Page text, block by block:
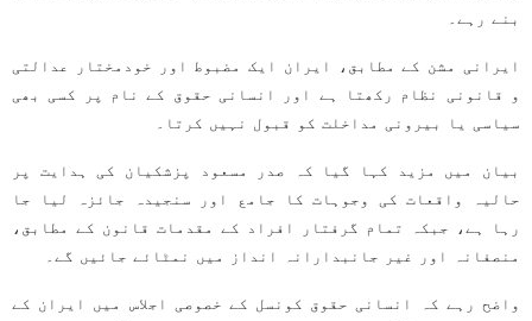
بنے رہے۔
ایرانی مشن کے مطابق، ایران ایک مضبوط اور خودمختار عدالتی
و قانونی نظام رکھتا ہے اور انسانی حقوق کے نام پر کسی بھی
سیاسی یا بیرونی مداخلت کو قبول نہیں کرتا۔
بیان میں مزید کہا گیا کہ صدر مسعود پزشکیان کی ہدایت پر
حالیہ واقعات کی وجوہات کا جامع اور سنجیدہ جائزہ لیا جا
رہا ہے، جبکہ تمام گرفتار افراد کے مقدمات قانون کے مطابق،
منصفانہ اور غیر جانبدارانہ انداز میں نمٹائے جائیں گے۔
واضح رہے کہ انسانی حقوق کونسل کے خصوصی اجلاس میں ایران کے